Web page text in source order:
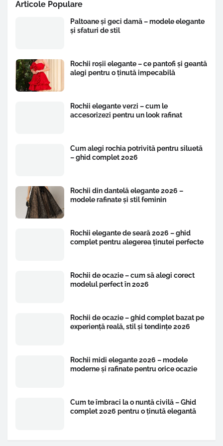
Articole Populare
Paltoane și geci damă – modele elegante
și sfaturi de stil
Rochii roșii elegante – ce pantofi și geantă
alegi pentru o ținută impecabilă
Rochii elegante verzi – cum le
accesorizezi pentru un look rafinat
Cum alegi rochia potrivită pentru siluetă
– ghid complet 2026
Rochii din dantelă elegante 2026 –
modele rafinate și stil feminin
Rochii elegante de seară 2026 – ghid
complet pentru alegerea ținutei perfecte
Rochii de ocazie – cum să alegi corect
modelul perfect în 2026
Rochii de ocazie – ghid complet bazat pe
experiență reală, stil și tendințe 2026
Rochii midi elegante 2026 – modele
moderne și rafinate pentru orice ocazie
Cum te îmbraci la o nuntă civilă – Ghid
complet 2026 pentru o ținută elegantă